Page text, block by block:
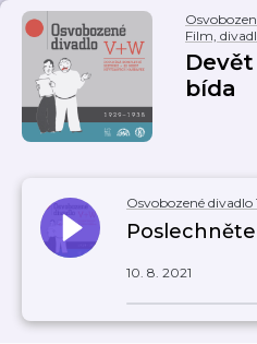
Film,
bída
Osvobozené divadlo
10. 8. 2021